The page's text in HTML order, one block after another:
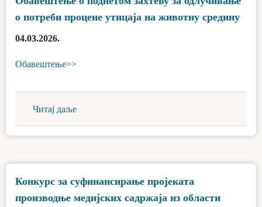
о потреби процене утицаја на животну средину
04.03.2026.
Обавештење>>
Читај даље
Конкурс за суфинансирање пројеката
производње медијских садржаја из области